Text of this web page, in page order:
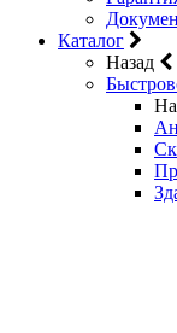
Каталог
Назад